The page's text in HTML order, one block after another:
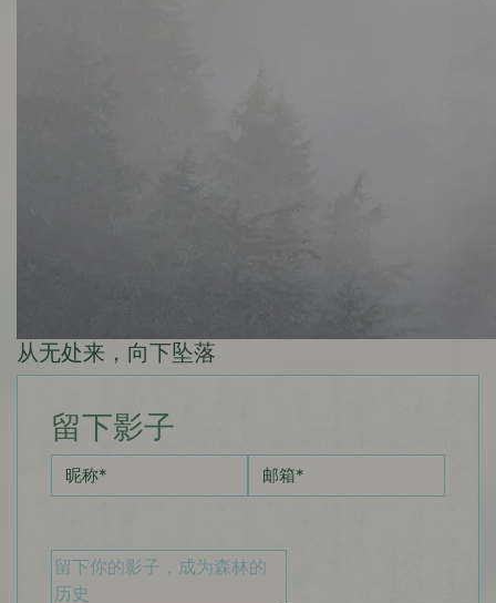
从无处来，向下坠落
留下影子
昵称* 邮箱*